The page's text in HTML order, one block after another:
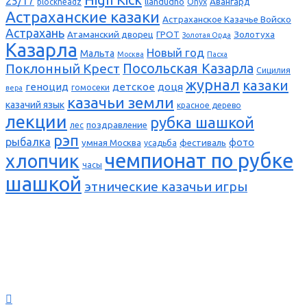
blockheadz Onyx
Астраханские казаки Астраханское Казачье Войско
Астрахань Атаманский дворец ГРОТ Золотая Орда Золотуха
Казарла Мальта Москва Новый год Пасха
Поклонный Крест Посольская Казарла Сицилия
вера геноцид гомосеки детское доця журнал казаки
казачий язык казачьи земли красное дерево
лекции лес поздравление рубка шашкой
рыбалка рэп умная Москва усадьба фестиваль фото
хлопчик часы чемпионат по рубке
шашкой этнические казачьи игры